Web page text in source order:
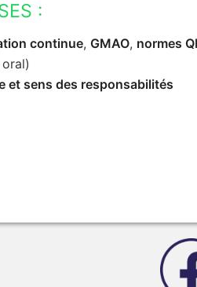
:
continue, GMAO, normes
et sens des responsabilités